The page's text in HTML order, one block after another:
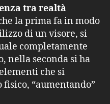
tra realtà
la prima fa in modo
di un visore, si
completamente
nella seconda si ha
che si
“aumentando”